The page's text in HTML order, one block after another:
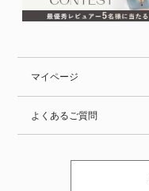
マイページ
よくあるご質問